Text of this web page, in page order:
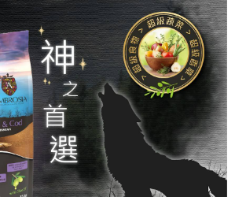
方式進行付款，方視為交易完成。
當下不需立刻繳費，但若您需要取消訂單，請聯絡
家同意取消之訂單仍視為有效，需透過AFTEE先享
先享後付 」之結帳頁面顯示為準，若有關於
取消欲退款等相關疑問，請聯繫「AFTEE先享後付
support/home
有限公司提供之「AFTEE先享後付」服務完成之交
圍內提供個人資料，並將交易相關給付款項請求債
公司。
宜，請瀏覽以下網址：
含以上)免運費
10KG
含以上)免運費
含以上)免運費
含以上)免運費